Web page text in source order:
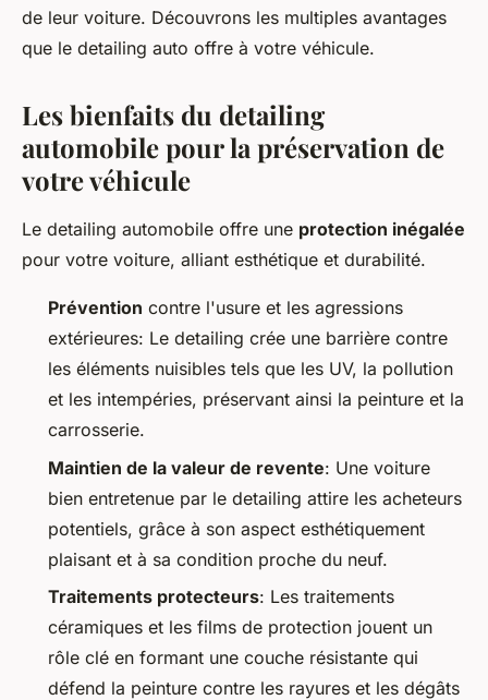
de leur voiture. Découvrons les multiples avantages
que le detailing auto offre à votre véhicule.
Les bienfaits du detailing
automobile pour la préservation de
votre véhicule
Le detailing automobile offre une protection inégalée
pour votre voiture, alliant esthétique et durabilité.
Prévention contre l'usure et les agressions
extérieures: Le detailing crée une barrière contre
les éléments nuisibles tels que les UV, la pollution
et les intempéries, préservant ainsi la peinture et la
carrosserie.
Maintien de la valeur de revente: Une voiture
bien entretenue par le detailing attire les acheteurs
potentiels, grâce à son aspect esthétiquement
plaisant et à sa condition proche du neuf.
Traitements protecteurs: Les traitements
céramiques et les films de protection jouent un
rôle clé en formant une couche résistante qui
défend la peinture contre les rayures et les dégâts